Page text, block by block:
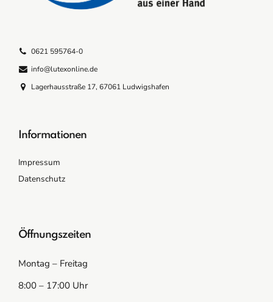
0621 595764-0
info@lutexonline.de
Lagerhausstraße 17, 67061 Ludwigshafen
Informationen
Impressum
Datenschutz
Öffnungszeiten
Montag – Freitag
8:00 – 17:00 Uhr